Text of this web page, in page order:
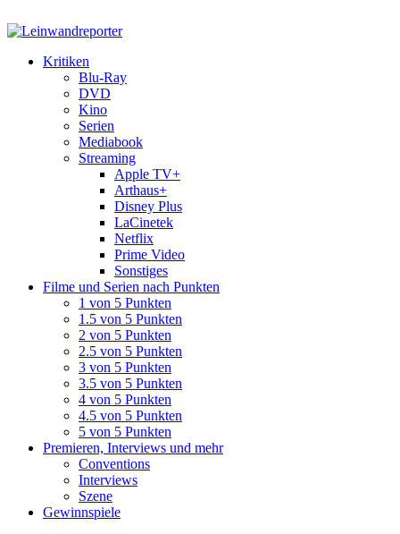
Kritiken
Blu-Ray
DVD
Kino
Serien
Mediabook
Streaming
Apple TV+
Arthaus+
Disney Plus
LaCinetek
Netflix
Prime Video
Sonstiges
Filme und Serien nach Punkten
1 von 5 Punkten
1.5 von 5 Punkten
2 von 5 Punkten
2.5 von 5 Punkten
3 von 5 Punkten
3.5 von 5 Punkten
4 von 5 Punkten
4.5 von 5 Punkten
5 von 5 Punkten
Premieren, Interviews und mehr
Conventions
Interviews
Szene
Gewinnspiele